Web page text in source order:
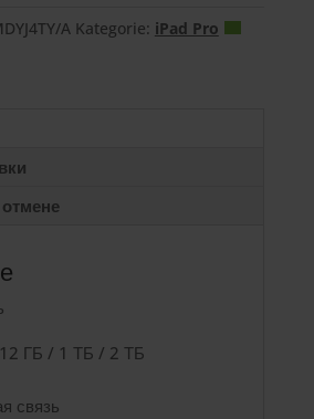
A Kategorie: iPad Pro
ГБ / 1 ТБ / 2 ТБ
связь